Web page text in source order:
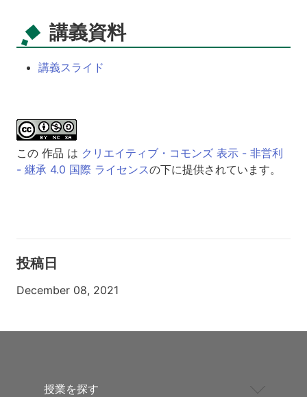
講義資料
講義スライド
この 作品 は クリエイティブ・コモンズ 表示 - 非営利
- 継承 4.0 国際 ライセンスの下に提供されています。
投稿日
December 08, 2021
授業を探す